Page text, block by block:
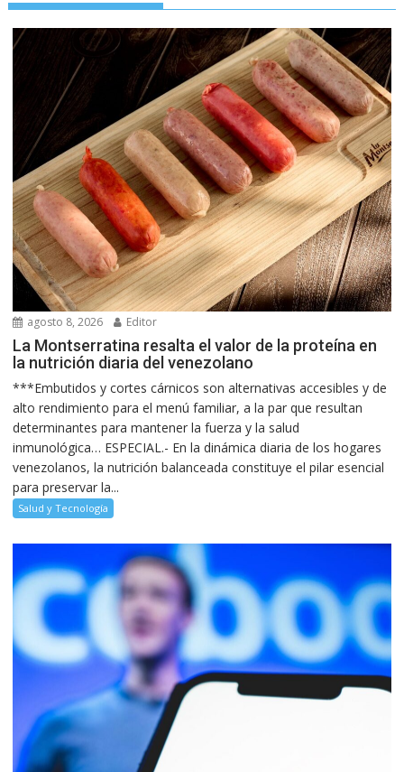
agosto 8, 2026 Editor
La Montserratina resalta el valor de la proteína en
la nutrición diaria del venezolano
***Embutidos y cortes cárnicos son alternativas accesibles y de
alto rendimiento para el menú familiar, a la par que resultan
determinantes para mantener la fuerza y la salud
inmunológica… ESPECIAL.- En la dinámica diaria de los hogares
venezolanos, la nutrición balanceada constituye el pilar esencial
para preservar la...
Salud y Tecnología